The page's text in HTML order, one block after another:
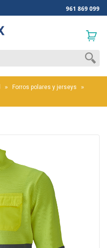
961 869 099
Forros polares y jerseys